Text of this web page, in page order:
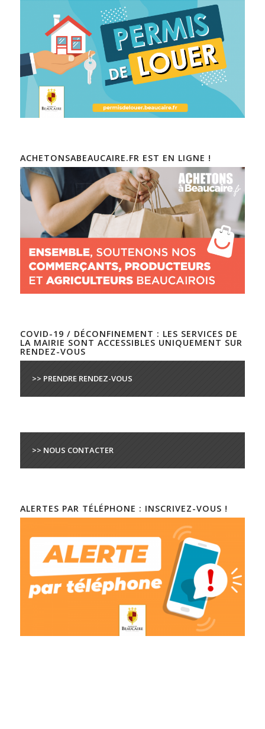
ACHETONSABEAUCAIRE.FR EST EN LIGNE !
COVID-19 / DÉCONFINEMENT : LES SERVICES DE
LA MAIRIE SONT ACCESSIBLES UNIQUEMENT SUR
RENDEZ-VOUS
>> PRENDRE RENDEZ-VOUS
>> NOUS CONTACTER
ALERTES PAR TÉLÉPHONE : INSCRIVEZ-VOUS !